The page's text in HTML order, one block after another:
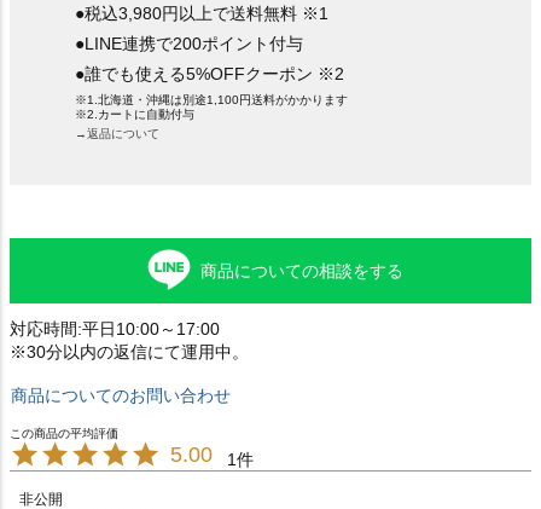
●税込3,980円以上で送料無料 ※1
●LINE連携で200ポイント付与
●誰でも使える5%OFFクーポン ※2
※1.北海道・沖縄は別途1,100円送料がかかります
※2.カートに自動付与
→返品について
商品についての相談をする
対応時間:平日10:00～17:00
※30分以内の返信にて運用中。
商品についてのお問い合わせ
5.00 1
非公開